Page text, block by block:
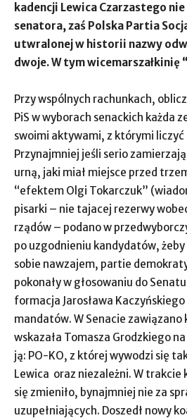
kadencji Lewica Czarzastego
senatora, zaś Polska Partia
utwralonej w historii nazwy
dwoje. W tym wicemarszałkinię
Przy wspólnych rachunkach,
PiS w wyborach senackich każda
swoimi aktywami, z którymi liczyć
Przynajmniej jeśli serio
urną, jaki miał miejsce przed
“efektem Olgi Tokarczuk”
pisarki – nie tajacej rezerwy
rządów – podano w
po uzgodnieniu kandydatów,
sobie nawzajem, partie
pokonały w głosowaniu do
formacja Jarosława Kaczyńskiego
mandatów. W Senacie
wskazała Tomasza Grodzkiego
ją: PO-KO, z której wywodzi się
Lewica oraz niezależni. W trakcie
się zmieniło, bynajmniej nie za
uzupełniających. Doszedł nowy